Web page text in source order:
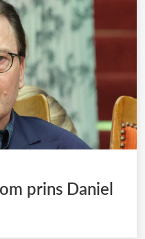
prins Daniel